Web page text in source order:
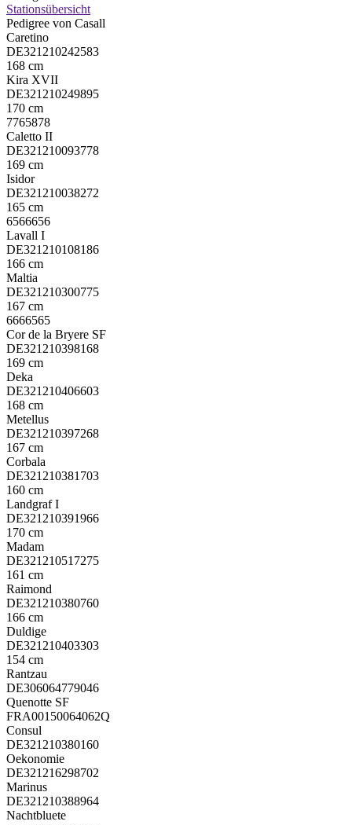
Stationsübersicht
Pedigree von Casall
Caretino
DE321210242583
168 cm
Kira XVII
DE321210249895
170 cm
7765878
Caletto II
DE321210093778
169 cm
Isidor
DE321210038272
165 cm
6566656
Lavall I
DE321210108186
166 cm
Maltia
DE321210300775
167 cm
6666565
Cor de la Bryere SF
DE321210398168
169 cm
Deka
DE321210406603
168 cm
Metellus
DE321210397268
167 cm
Corbala
DE321210381703
160 cm
Landgraf I
DE321210391966
170 cm
Madam
DE321210517275
161 cm
Raimond
DE321210380760
166 cm
Duldige
DE321210403303
154 cm
Rantzau
DE306064779046
Quenotte SF
FRA00150064062Q
Consul
DE321210380160
Oekonomie
DE321216298702
Marinus
DE321210388964
Nachtbluete